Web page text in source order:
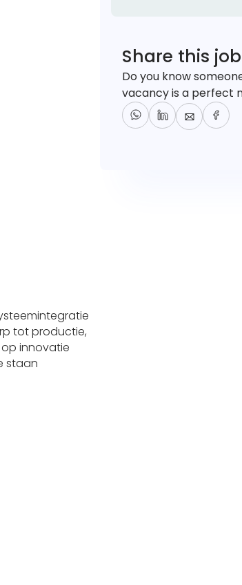
tot productie,
innovatie
staan
Share this
Do you know
vacancy is a perfect